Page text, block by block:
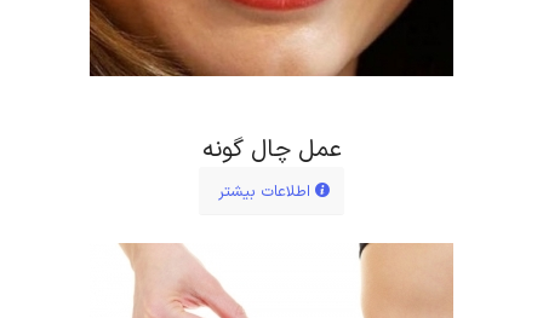
عمل چال گونه
اطلاعات بیشتر